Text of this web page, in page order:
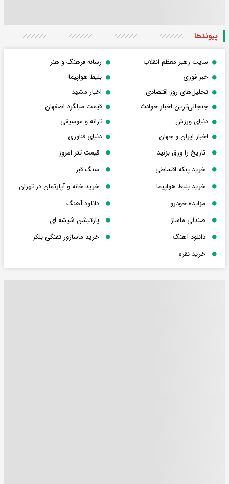
پیوندها
سایت رهبر معظم انقلاب
رسانه فرهنگ و هنر
خبر فوری
بلیط هواپیما
تحلیل‌های روز اقتصادی
اخبار مشهد
جنجالی‌ترین اخبار حوادث
قیمت میلگرد اصفهان
دنیای ورزش
ترانه و موسیقی
اخبار ایران و جهان
دنیای فناوری
تاریخ را ورق بزنید
قیمت تتر امروز
خرید پنکه اقساطی
سنگ قبر
خرید بلیط هواپیما
خرید خانه و آپارتمان در تهران
مزایده خودرو
دانلود آهنگ
صندلی ماساژ
پارتیشن شیشه ای
دانلود آهنگ
خرید ماساژور تفنگی بلکر
خرید نقره